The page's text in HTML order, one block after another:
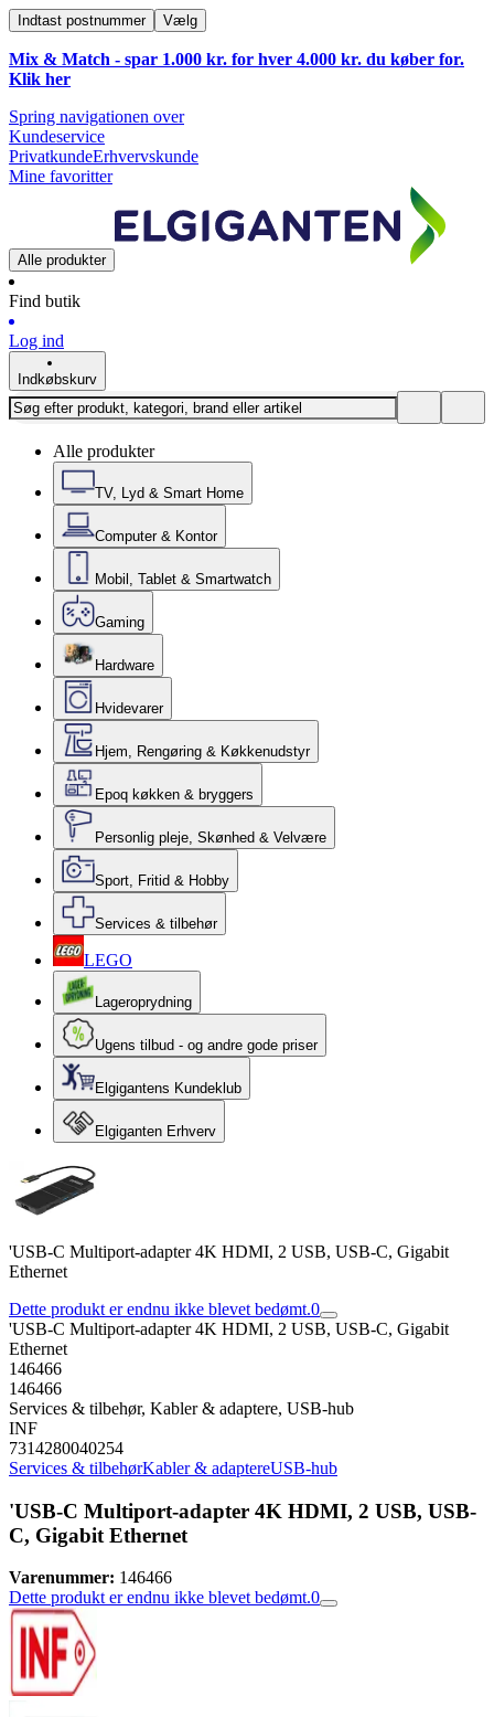
Indtast postnummer Vælg
Mix & Match - spar 1.000 kr. for hver 4.000 kr. du køber for.
Klik her
Spring navigationen over
Kundeservice
PrivatkundeErhvervskunde
Mine favoritter
Alle produkter
Find butik
Log ind
Indkøbskurv
Alle produkter
TV, Lyd & Smart Home
Computer & Kontor
Mobil, Tablet & Smartwatch
Gaming
Hardware
Hvidevarer
Hjem, Rengøring & Køkkenudstyr
Epoq køkken & bryggers
Personlig pleje, Skønhed & Velvære
Sport, Fritid & Hobby
Services & tilbehør
LEGO
Lageroprydning
Ugens tilbud - og andre gode priser
Elgigantens Kundeklub
Elgiganten Erhverv
'USB-C Multiport-adapter 4K HDMI, 2 USB, USB-C, Gigabit
Ethernet
Dette produkt er endnu ikke blevet bedømt.0
'USB-C Multiport-adapter 4K HDMI, 2 USB, USB-C, Gigabit
Ethernet
146466
146466
Services & tilbehør, Kabler & adaptere, USB-hub
INF
7314280040254
Services & tilbehørKabler & adaptereUSB-hub
'USB-C Multiport-adapter 4K HDMI, 2 USB, USB-
C, Gigabit Ethernet
Varenummer: 146466
Dette produkt er endnu ikke blevet bedømt.0